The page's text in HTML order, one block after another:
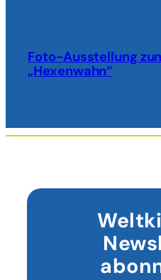
Foto-Ausstellung
„Hexenwahn“